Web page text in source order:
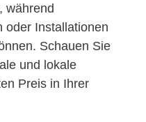
während
oder Installationen
Schauen Sie
und lokale
Preis in Ihrer